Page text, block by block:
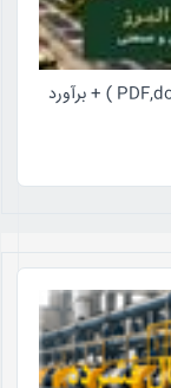
طرح توجیهی گلخانه فلفل دلمه‌ای هیدروپونیک(PDF,doc ) + برآورد